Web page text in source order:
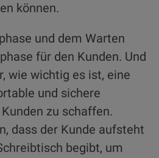
können.
und dem Warten
für den Kunden. Und
wie wichtig es ist, eine
und sichere
zu schaffen.
dass der Kunde aufsteht
begibt, um